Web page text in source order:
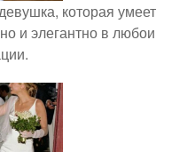
которая умеет
и элегантно в любои